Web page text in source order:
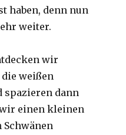
haben, denn nun
weiter.
wir
weißen
dann
einen kleinen
Schwänen